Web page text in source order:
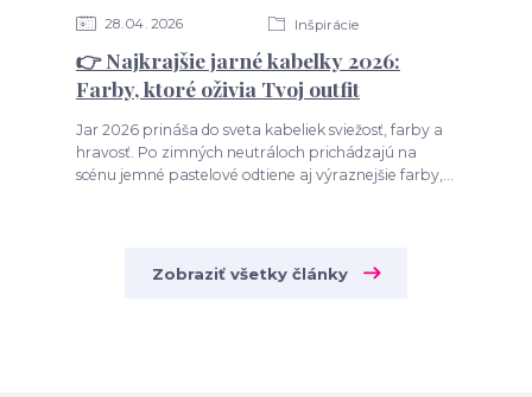
28 04 2026 Inšpirácie
👉 Najkrajšie jarné kabelky 2026:
Farby, ktoré oživia Tvoj outfit
Jar 2026 prináša do sveta kabeliek sviežosť, farby a
hravosť. Po zimných neutráloch prichádzajú na
scénu jemné pastelové odtiene aj výraznejšie farby,...
Zobraziť všetky články